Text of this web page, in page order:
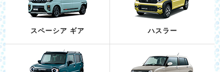
スペーシア ギア ハスラー